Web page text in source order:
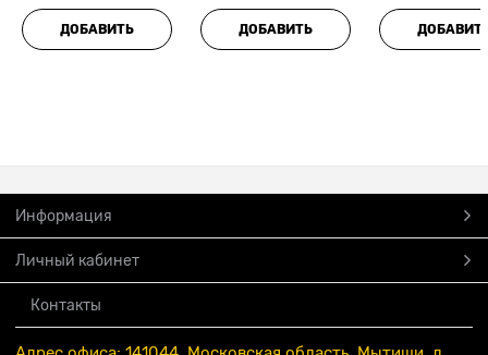
ДОБАВИТЬ ДОБАВИТЬ
Информация
Личный кабинет
Контакты